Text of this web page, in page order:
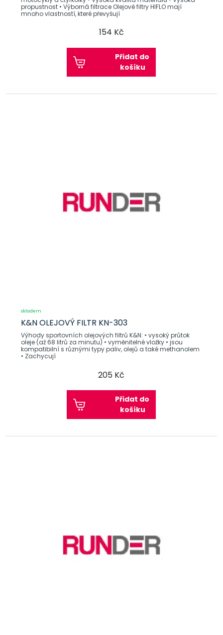
propustnost • Výborná filtrace Olejové filtry HIFLO mají
mnoho vlastností, které převyšují
154 Kč
Přidat do
košíku
skladem
K&N OLEJOVÝ FILTR KN-303
Výhody sportovních olejových filtrů K&N: • vysoký průtok
oleje (až 68 litrů za minutu) • vyměnitelné vložky • jsou
kompatibilní s různými typy paliv, olejů a také methanolem
• Zachycují
205 Kč
Přidat do
košíku